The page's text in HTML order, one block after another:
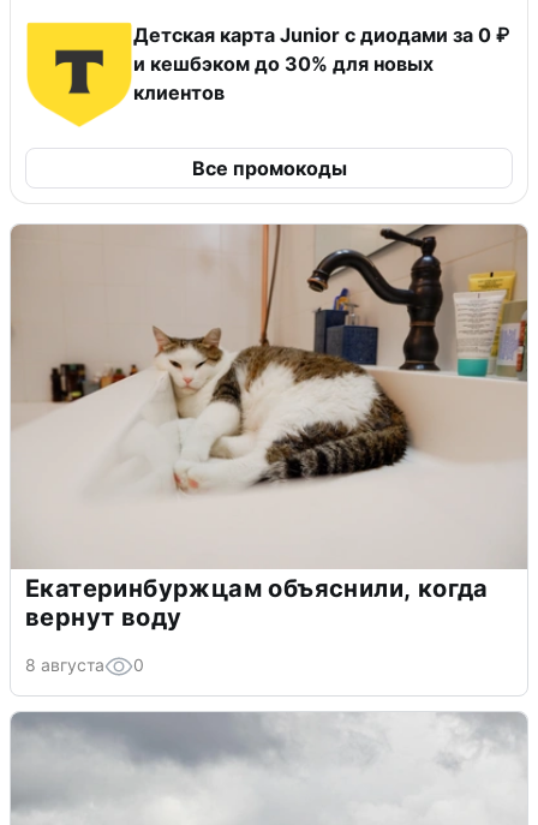
Детская карта Junior с диодами за 0 ₽
и кешбэком до 30% для новых
клиентов
Все промокоды
Екатеринбуржцам объяснили, когда
вернут воду
8 августа 0